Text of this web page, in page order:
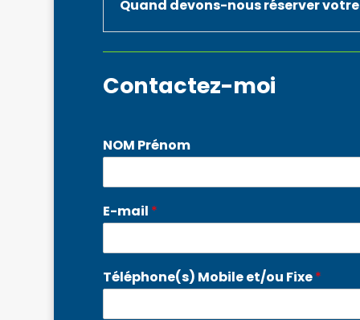
Quand devons-nous réserver
Contactez-moi
NOM Prénom
E-mail *
Téléphone(s) Mobile et/ou Fixe*